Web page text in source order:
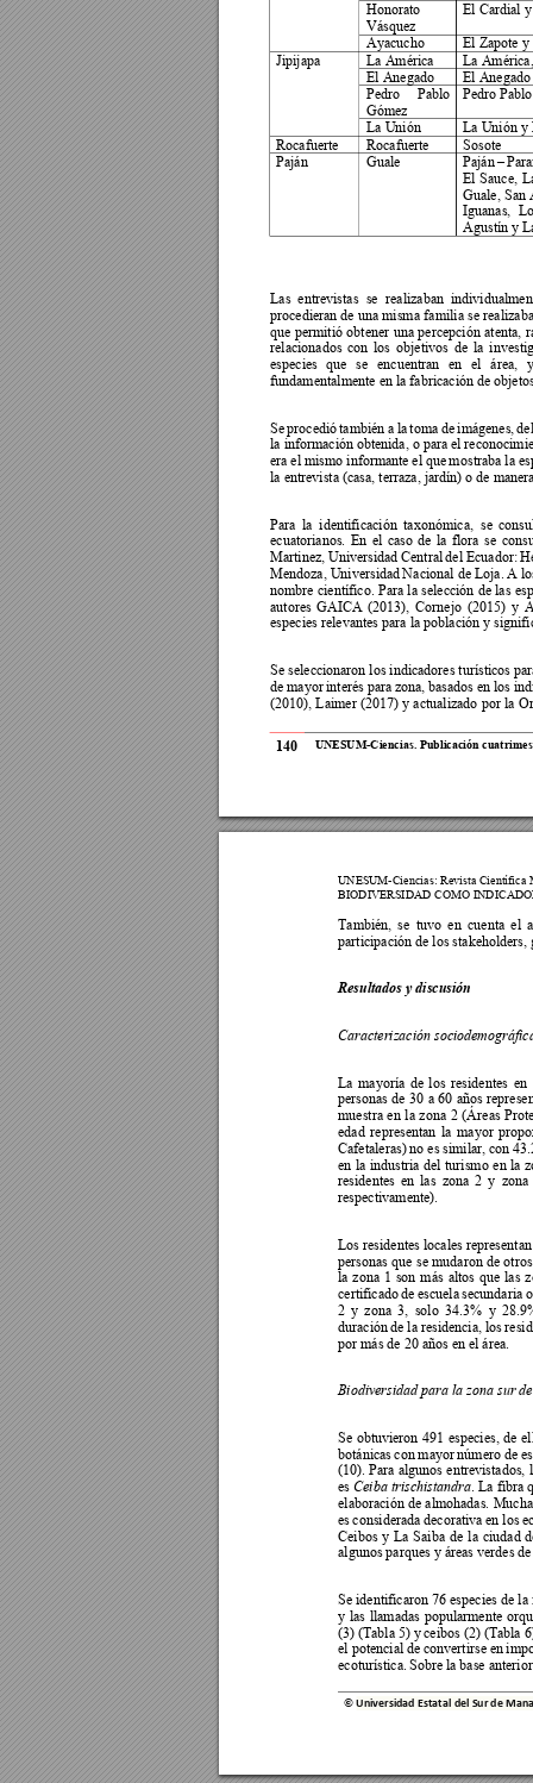
140 UNESUM-Ciencias. Publicación
Honorato
Vásquez
El Cardial
Ayacucho
El Zapote
Jipijapa
La América
La
El Anegado
El Anegado
Pedro
Pablo
Gómez
Pedro
La Unión
La Unión y
Rocafuerte
Rocafuerte
Sosote
Paján
Guale Paján –
El Sauce,
Guale, San
Iguanas,
Agustín y
Las  entrevistas se realizaban
procedieran de una misma familia se
que permitió obtener una percepción atenta,
relacionados con los objetivos de la
especies que se encuentran en el área,
fundamentalmente en la fabricación de
Se procedió también a la toma de imágenes,
la información obtenida, o para el
era el mismo informante el que mostraba la
la entrevista (casa, terraza, jardín) o de
Para la  identificación taxonómica,  se
ecuatorianos. En el caso de la flora se
Martinez, Universidad Central del Ecuador:
Mendoza, Universidad Nacional de Loja. A
nombre científico. Para la selección de las
autores GAICA (2013), Cornejo (2015) y
especies relevantes para la población y
Se seleccionaron los indicadores turísticos
de mayor interés para zona, basados en los
(2010), Laimer (2017) y actualizado por la
UNESUM-Ciencias: Revista Científica
BIODIVERSIDAD COMO
© Universidad Estatal del Sur de M
También, se tuvo en cuenta el
participación de los
Resultados y discusión
Caracterización
La mayoría de los residentes en
personas de 30 a 60 años
muestra en la zona 2 (Áreas
edad representan la mayor
Cafetaleras) no es similar, con
en la industria del turismo en la
residentes en las zona 2 y zona
respectivamente).
Los residentes locales
personas que se mudaron de
la zona 1 son más altos que las
certificado de escuela secundaria
2 y zona 3, solo 34.3% y 28.9
duración de la residencia, los
por más de 20 años en el área.
Biodiversidad para la zona sur
Se obtuvieron 491 especies, de
botánicas con mayor número de
(10). Para algunos entrevistados,
es Ceiba trischistandra. La fibra
elaboración de almohadas.
es considerada decorativa en los
Ceibos y La Saiba de la ciudad
algunos parques y áreas verdes
Se identificaron 76 especies de la
y las llamadas popularmente
(3) (Tabla 5) y ceibos (2) (Tabla
el potencial de convertirse en im
ecoturística. Sobre la base